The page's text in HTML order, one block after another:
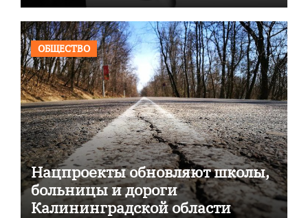
ОБЩЕСТВО
Нацпроекты обновляют школы,
больницы и дороги
Калининградской области